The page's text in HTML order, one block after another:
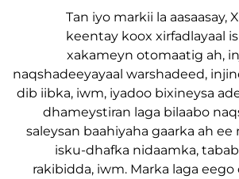
Tan iyo markii la
keentay koox
xakameyn
naqshadeeyayaal
dib iibka, iwm, iyadoo
dhameystiran laga
saleysan baahiyaha
isku-dhafka
rakibidda, iwm. Marka